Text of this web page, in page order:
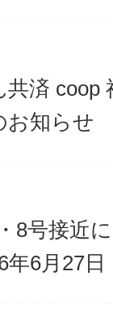
共済
お知らせ
8号接近
6月27日